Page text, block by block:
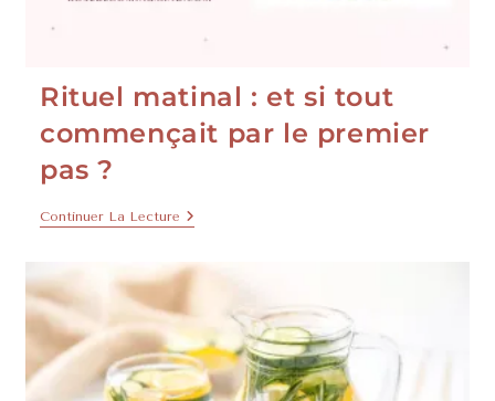
Rituel matinal : et si tout
commençait par le premier
pas ?
Continuer La Lecture